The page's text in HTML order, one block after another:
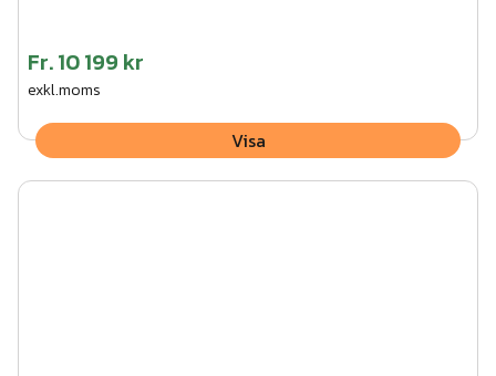
Fr.10 199 kr
exkl.moms
Visa